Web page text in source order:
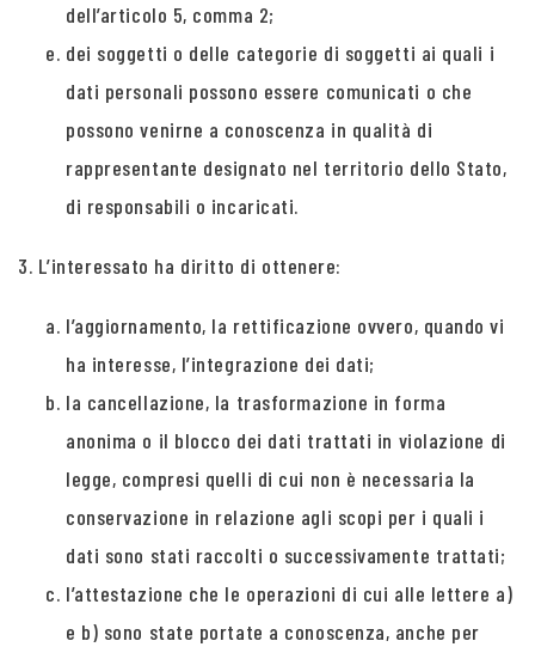
dell’articolo 5, comma 2;
dei soggetti o delle categorie di soggetti ai quali i
dati personali possono essere comunicati o che
possono venirne a conoscenza in qualità di
rappresentante designato nel territorio dello Stato,
di responsabili o incaricati.
3. L’interessato ha diritto di ottenere:
l’aggiornamento, la rettificazione ovvero, quando vi
ha interesse, l’integrazione dei dati;
la cancellazione, la trasformazione in forma
anonima o il blocco dei dati trattati in violazione di
legge, compresi quelli di cui non è necessaria la
conservazione in relazione agli scopi per i quali i
dati sono stati raccolti o successivamente trattati;
l’attestazione che le operazioni di cui alle lettere a)
e b) sono state portate a conoscenza, anche per